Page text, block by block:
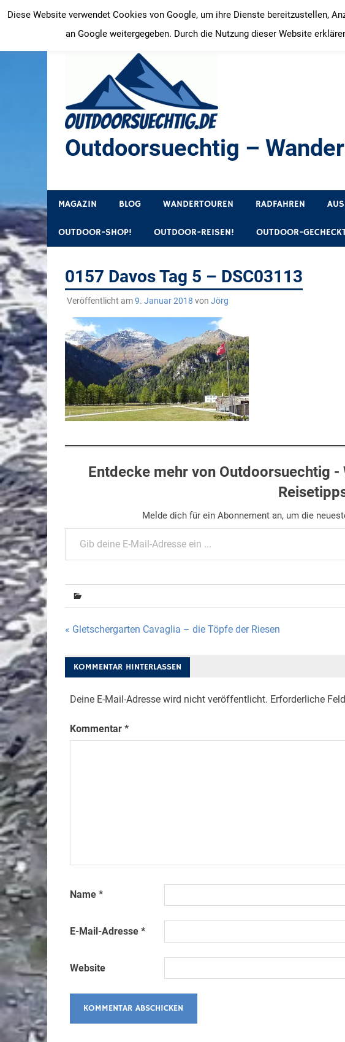
Inhalt
springen
Outdoorsuechtig –
MAGAZIN BLOG WANDERTOUREN RADFAHREN
OUTDOOR-SHOP! OUTDOOR-REISEN! OUTDOOR-
0157 Davos Tag 5 – DSC03113
Veröffentlicht am9. Januar 2018 von Jörg
Entdecke mehr von Outdoorsuechtig
Melde dich für ein Abonnement an, um die
Gib deine E-Mail-Adresse ein ...
Beitragsnavigation
« Gletschergarten Cavaglia – die Töpfe der Riesen
KOMMENTAR HINTERLASSEN
Deine E-Mail-Adresse wird nicht veröffentlicht. Erforderliche
Kommentar *
Name *
E-Mail-Adresse *
Website
Diese Website verwendet Cookies von Google, um ihre Dienste bereitzustellen,
an Google weitergegeben. Durch die Nutzung dieser Website